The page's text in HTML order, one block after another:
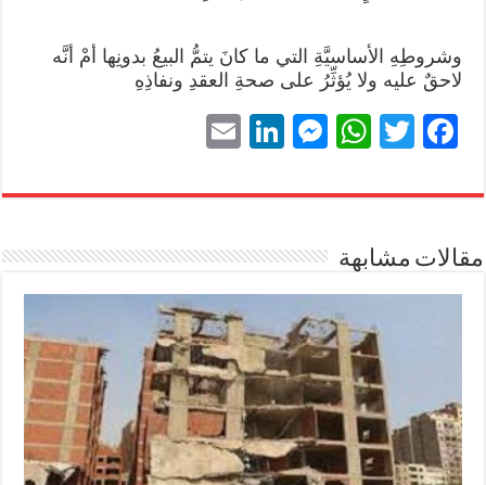
وشروطِهِ الأساسيَّةِ التي ما كانَ يتمُّ البيعُ بدونِها أمْ أنَّه
لاحقٌ عليه ولا يُؤثِّرُ على صحةِ العقدِ ونفاذِهِ
Fa
bo
T
tte
W
ts
pp
M
se
er
Li
ed
ail
مقالات مشابهة